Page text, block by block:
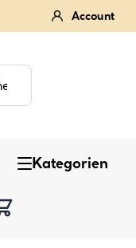
Account
Kategorien